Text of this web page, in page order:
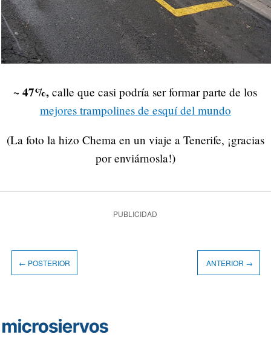
~ 47%, calle que casi podría ser formar parte de los
mejores trampolines de esquí del mundo
(La foto la hizo Chema en un viaje a Tenerife, ¡gracias
por enviárnosla!)
PUBLICIDAD
← POSTERIOR ANTERIOR →